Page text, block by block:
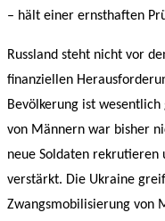
– hält einer ernsthaften
Russland steht nicht vor
finanziellen
Bevölkerung ist
von Männern war bisher
neue Soldaten rekrutieren
verstärkt. Die Ukraine
Zwangsmobilisierung von